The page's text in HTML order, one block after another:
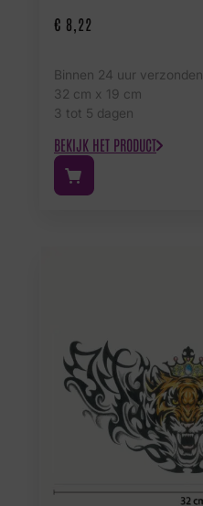
€ 8,22
Binnen 24 uur verzonden
32 cm x 19 cm
3 tot 5 dagen
BEKIJK HET PRODUCT